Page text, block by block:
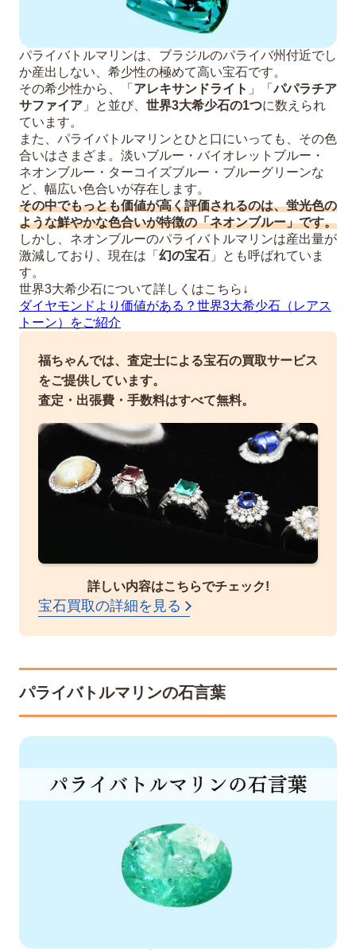
パライバトルマリンは、ブラジルのパライバ州付近でし
か産出しない、希少性の極めて高い宝石です。
その希少性から、「 アレキサンドライト 」「パパラチア
サファイア 」と並び、 世界3大希少石の1つに数えられ
ています。
また、パライバトルマリンとひと口にいっても、その色
合いはさまざま。淡いブルー・バイオレットブルー・
ネオンブルー・ターコイズブルー・ブルーグリーンな
ど、幅広い色合いが存在します。
その中でもっとも価値が高く評価されるのは、蛍光色の
ような鮮やかな色合いが特徴の「ネオンブルー」です。
しかし、ネオンブルーのパライバトルマリンは産出量が
激減しており、現在は「 幻の宝石 」とも呼ばれていま
す。
世界3大希少石について詳しくはこちら↓
ダイヤモンドより価値がある？世界3大希少石（レアス
トーン）をご紹介
福ちゃんでは、査定士による宝石の買取サービス
をご提供しています。
査定・出張費・手数料はすべて無料。
詳しい内容はこちらでチェック!
宝石買取の詳細を見る
パライバトルマリンの石言葉